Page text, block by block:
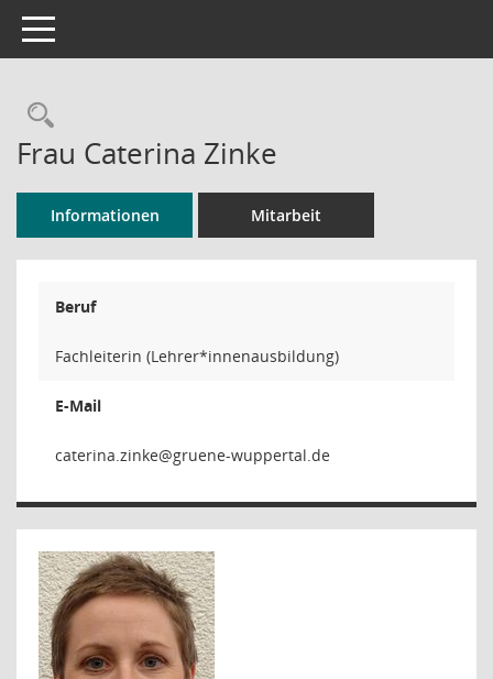
Toggle navigation
Rechercheauswahl
Frau Caterina Zinke
Informationen Mitarbeit
Beruf
Fachleiterin (Lehrer*innenausbildung)
E-Mail
ekniz.a